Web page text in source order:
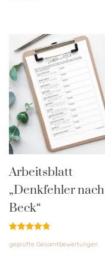
Arbeitsblatt
„Denkfehler nach
Beck“
mit
geprüfte Gesamtbewertungen